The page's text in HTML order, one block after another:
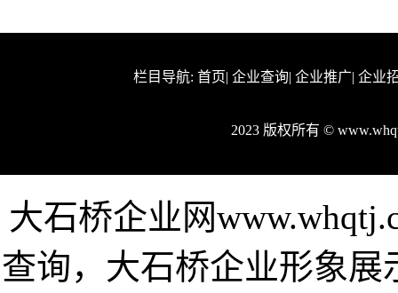
栏目导航: 首页| 企业查询| 企业推广| 企业
2023 版权所有 ©
大石桥企业网
查询，大石桥企业形象